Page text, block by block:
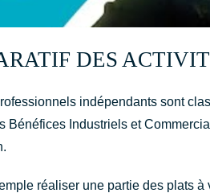
DES
indépendants sont
Bénéfices Industriels et
réaliser une partie des plats